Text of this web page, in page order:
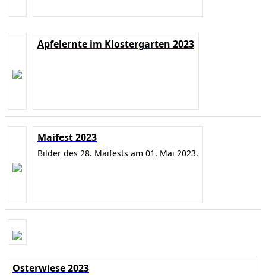
Apfelernte im Klostergarten 2023
Maifest 2023
Bilder des 28. Maifests am 01. Mai 2023.
Osterwiese 2023